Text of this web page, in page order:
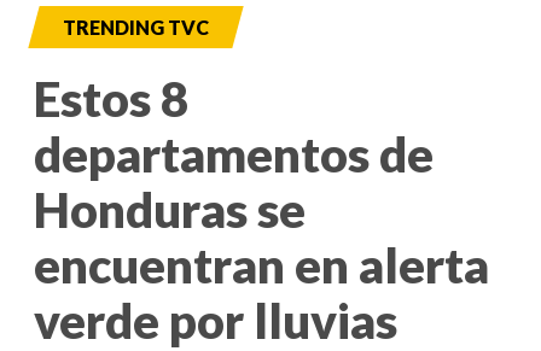
TRENDING TVC
Estos 8
departamentos de
Honduras se
encuentran en alerta
verde por lluvias